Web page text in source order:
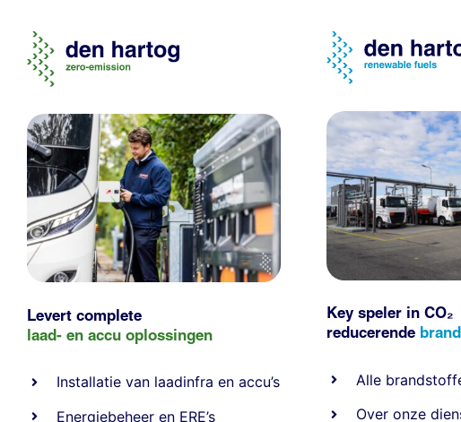
Levert complete
laad- en accu oplossingen
Installatie van laadinfra en accu’s
Energiebeheer en ERE’s
Key speler in CO₂
reducerende
Alle
Over onze